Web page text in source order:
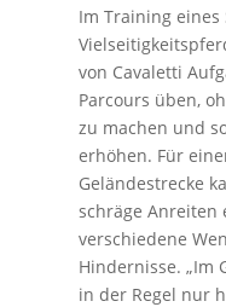
Im Training
von Cavaletti
Parcours üben,
zu machen und
erhöhen. Für
Geländestrecke
schräge Anreiten
verschiedene
Hindernisse. „Im
in der Regel nur